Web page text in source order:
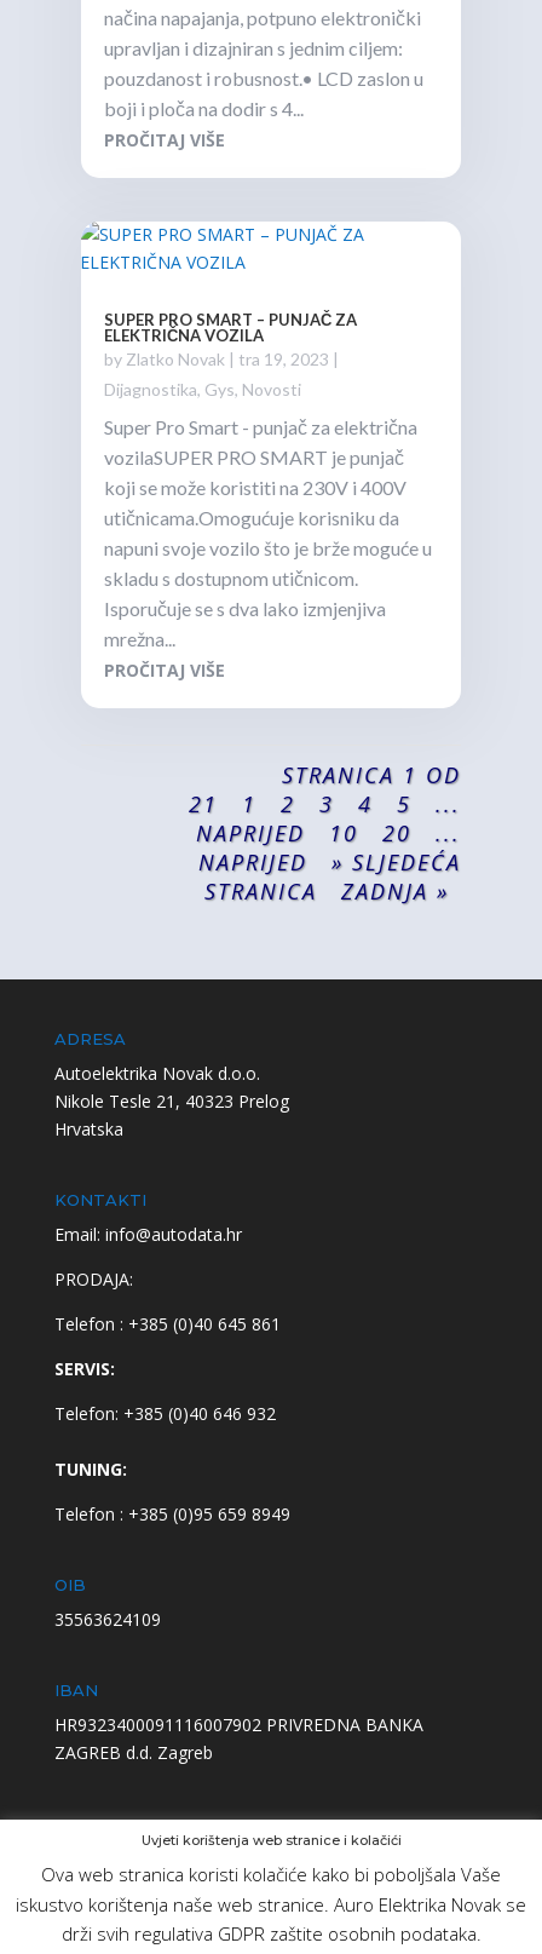
načina napajanja, potpuno elektronički
upravljan i dizajniran s jednim ciljem:
pouzdanost i robusnost.• LCD zaslon u
boji i ploča na dodir s 4...
PROČITAJ VIŠE
SUPER PRO SMART – PUNJAČ ZA
ELEKTRIČNA VOZILA
by Zlatko Novak | tra 19, 2023 |
Dijagnostika, Gys, Novosti
Super Pro Smart - punjač za električna
vozilaSUPER PRO SMART je punjač
koji se može koristiti na 230V i 400V
utičnicama.Omogućuje korisniku da
napuni svoje vozilo što je brže moguće u
skladu s dostupnom utičnicom.
Isporučuje se s dva lako izmjenjiva
mrežna...
PROČITAJ VIŠE
STRANICA 1 OD
21
1 2 3 4 5
...
NAPRIJED
10 20
...
NAPRIJED
» SLJEDEĆA
STRANICA
ZADNJA »
ADRESA
Autoelektrika Novak d.o.o.
Nikole Tesle 21, 40323 Prelog
Hrvatska
KONTAKTI
Email: info@autodata.hr
PRODAJA:
Telefon : +385 (0)40 645 861
SERVIS:
Telefon: +385 (0)40 646 932
TUNING:
Telefon : +385 (0)95 659 8949
OIB
35563624109
IBAN
HR9323400091116007902 PRIVREDNA BANKA
ZAGREB d.d. Zagreb
Designed byElegant Themes| Powered by
Uvjeti korištenja web stranice i kolačići
Ova web stranica koristi kolačiće kako bi poboljšala Vaše
iskustvo korištenja naše web stranice. Auro Elektrika Novak se
drži svih regulativa GDPR zaštite osobnih podataka.